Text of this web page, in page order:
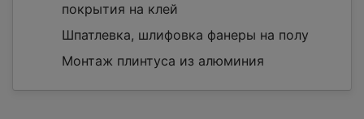
покрытия на клей
Шпатлевка, шлифовка фанеры на полу
Монтаж плинтуса из алюминия